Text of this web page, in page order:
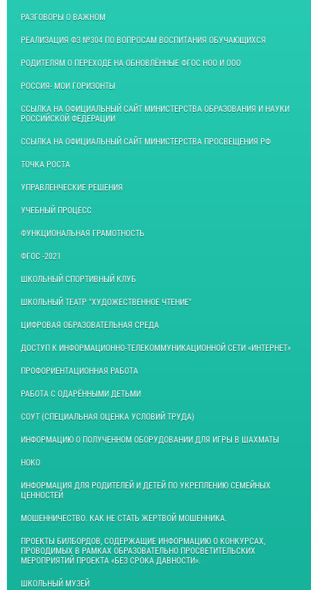
РАЗГОВОРЫ О ВАЖНОМ
РЕАЛИЗАЦИЯ ФЗ №304 ПО ВОПРОСАМ ВОСПИТАНИЯ ОБУЧАЮЩИХСЯ
РОДИТЕЛЯМ О ПЕРЕХОДЕ НА ОБНОВЛЁННЫЕ ФГОС НОО И ООО
РОССИЯ- МОИ ГОРИЗОНТЫ
ССЫЛКА НА ОФИЦИАЛЬНЫЙ САЙТ МИНИСТЕРСТВА ОБРАЗОВАНИЯ И НАУКИ
РОССИЙСКОЙ ФЕДЕРАЦИИ
ССЫЛКА НА ОФИЦИАЛЬНЫЙ САЙТ МИНИСТЕРСТВА ПРОСВЕЩЕНИЯ РФ
ТОЧКА РОСТА
УПРАВЛЕНЧЕСКИЕ РЕШЕНИЯ
УЧЕБНЫЙ ПРОЦЕСС
ФУНКЦИОНАЛЬНАЯ ГРАМОТНОСТЬ
ФГОС -2021
ШКОЛЬНЫЙ СПОРТИВНЫЙ КЛУБ
ШКОЛЬНЫЙ ТЕАТР "ХУДОЖЕСТВЕННОЕ ЧТЕНИЕ"
ЦИФРОВАЯ ОБРАЗОВАТЕЛЬНАЯ СРЕДА
ДОСТУП К ИНФОРМАЦИОННО-ТЕЛЕКОММУНИКАЦИОННОЙ СЕТИ «ИНТЕРНЕТ»
ПРОФОРИЕНТАЦИОННАЯ РАБОТА
РАБОТА С ОДАРЁННЫМИ ДЕТЬМИ
СОУТ (СПЕЦИАЛЬНАЯ ОЦЕНКА УСЛОВИЙ ТРУДА)
ИНФОРМАЦИЮ О ПОЛУЧЕННОМ ОБОРУДОВАНИИ ДЛЯ ИГРЫ В ШАХМАТЫ
НОКО
ИНФОРМАЦИЯ ДЛЯ РОДИТЕЛЕЙ И ДЕТЕЙ ПО УКРЕПЛЕНИЮ СЕМЕЙНЫХ
ЦЕННОСТЕЙ
МОШЕННИЧЕСТВО. КАК НЕ СТАТЬ ЖЕРТВОЙ МОШЕННИКА.
ПРОЕКТЫ БИЛБОРДОВ, СОДЕРЖАЩИЕ ИНФОРМАЦИЮ О КОНКУРСАХ,
ПРОВОДИМЫХ В РАМКАХ ОБРАЗОВАТЕЛЬНО ПРОСВЕТИТЕЛЬСКИХ
МЕРОПРИЯТИЙ ПРОЕКТА «БЕЗ СРОКА ДАВНОСТИ».
ШКОЛЬНЫЙ МУЗЕЙ